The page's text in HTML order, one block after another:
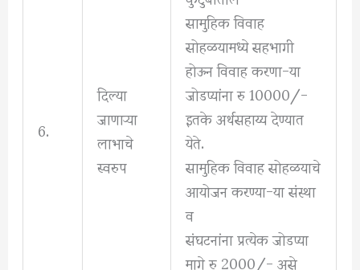
6.
दिल्या
जाणाऱ्या
लाभाचे
स्वरुप
सामुहिक विवाह
सोहळयामध्ये सहभागी
होऊन विवाह करणा-या
जोडप्यांना रु 10000/-
इतके अर्थसहाय्य देण्यात
येते.
सामुहिक विवाह सोहळयाचे
आयोजन करण्या-या संस्था
व
संघटनांना प्रत्येक जोडप्या